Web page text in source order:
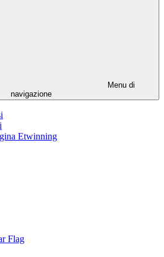
Menu di
navigazione
Etwinning
Flag